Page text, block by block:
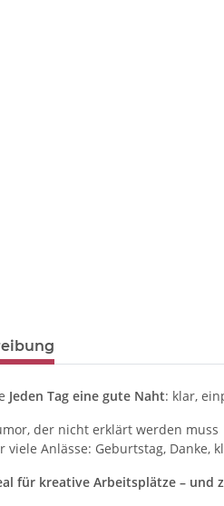
anzeigen
Jeden Tag eine gute Naht: klar,
der nicht erklärt werden muss
viele Anlässe: Geburtstag, Danke,
für kreative Arbeitsplätze – und